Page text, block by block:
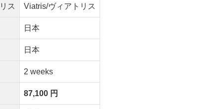
ス Viatris/ヴィアトリス
日本
日本
2 weeks
87,100 円